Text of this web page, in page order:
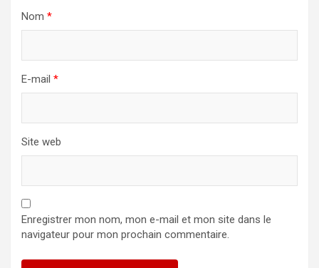
Nom *
E-mail *
Site web
Enregistrer mon nom, mon e-mail et mon site dans le
navigateur pour mon prochain commentaire.